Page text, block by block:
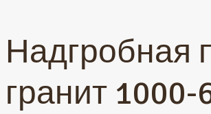
Надгробная
гранит 1000-